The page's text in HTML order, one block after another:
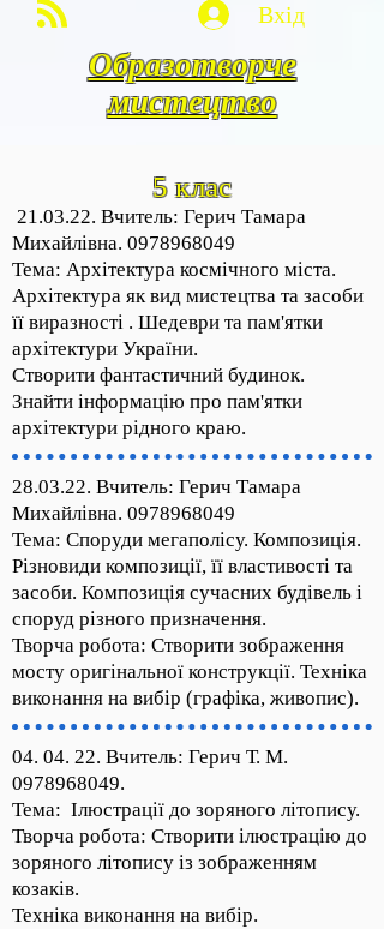
Вхід
Образотворче
мистецтво
5 клас
21.03.22. Вчитель: Герич Тамара
Михайлівна. 0978968049
Тема: Архітектура космічного міста.
Архітектура як вид мистецтва та засоби
її виразності . Шедеври та пам'ятки
архітектури України.
Створити фантастичний будинок.
Знайти інформацію про пам'ятки
архітектури рідного краю.
28.03.22. Вчитель: Герич Тамара
Михайлівна. 0978968049
Тема: Споруди мегаполісу. Композиція.
Різновиди композиції, її властивості та
засоби. Композиція сучасних будівель і
споруд різного призначення.
Творча робота: Створити зображення
мосту оригінальної конструкції. Техніка
виконання на вибір (графіка, живопис).
04. 04. 22. Вчитель: Герич Т. М.
0978968049.
Тема: Ілюстрації до зоряного літопису.
Творча робота: Створити ілюстрацію до
зоряного літопису із зображенням
козаків.
Техніка виконання на вибір.